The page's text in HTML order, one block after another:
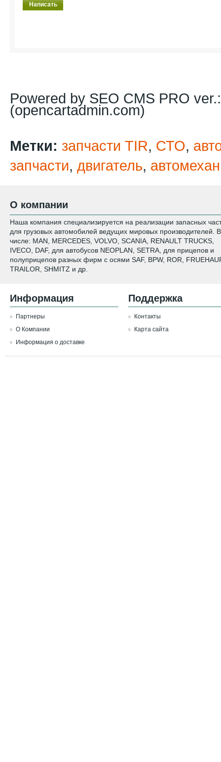
Написать
Powered by SEO CMS PRO
(opencartadmin.com)
Метки: запчасти TIR, СТО,
запчасти, двигатель,
О компании
Наша компания специализируется на реализации запасных
для грузовых автомобилей ведущих мировых производителей.
числе: MAN, MERCEDES, VOLVO, SCANIA, RENAULT TRUCKS,
IVECO, DAF, для автобусов NEOPLAN, SETRA, для прицепов и
полуприцепов разных фирм с осями SAF, BPW, ROR,
TRAILOR, SHMITZ и др.
Информация
Партнеры
О Компании
Информация о доставке
Поддержка
Контакты
Карта сайта